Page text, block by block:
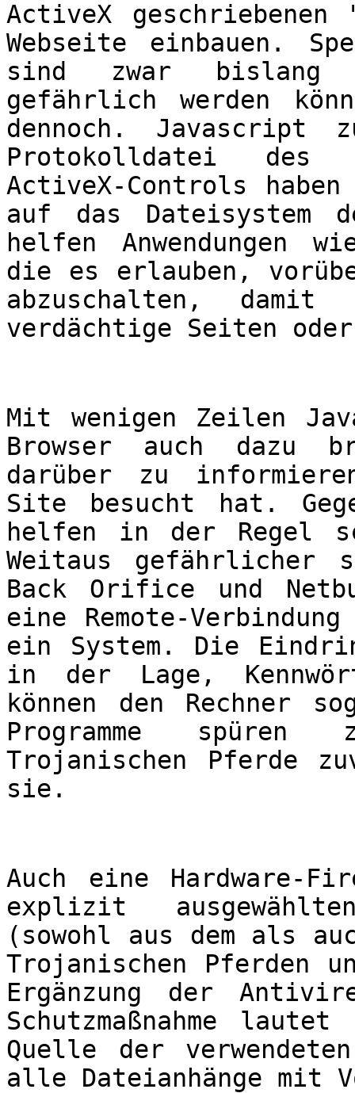
ActiveX
Webseite einbauen.
sind zwar bislang
gefährlich werden
dennoch. Javascript
Protokolldatei des
ActiveX-Controls
auf das Dateisystem
helfen Anwendungen
die es erlauben,
abzuschalten,
verdächtige Seiten
Mit wenigen Zeilen
Browser auch dazu
darüber zu
Site besucht hat.
helfen in der Regel
Weitaus gefährlicher
Back Orifice und
eine Remote-
ein System. Die
in der Lage,
können den Rechner
Programme spüren
Trojanischen Pferde
sie.
Auch eine
explizit
(sowohl aus dem als
Trojanischen Pferden
Ergänzung der
Schutzmaßnahme
Quelle der
alle Dateianhänge mit